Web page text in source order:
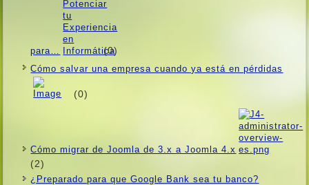
para… (0)
Cómo salvar una empresa cuando ya está en pérdidas
(0)
Cómo migrar de Joomla de 3.x a Joomla 4.x
(2)
¿Preparado para que Google Bank sea tu banco?